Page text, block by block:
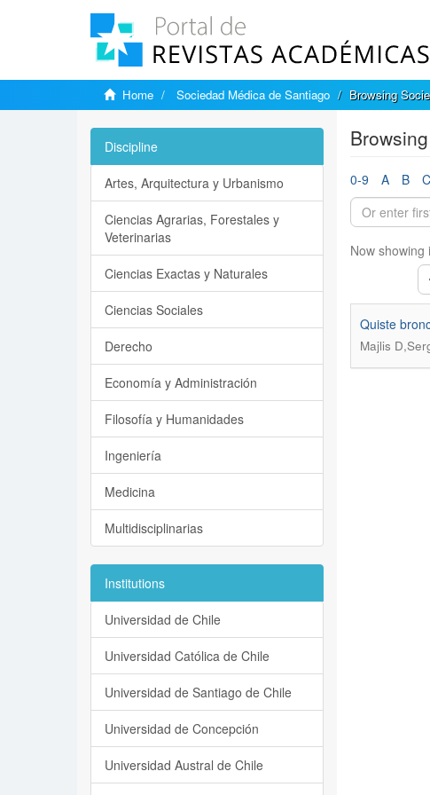
Home Sociedad Médica de Santiago Browsing
0-9 A B C
Now showing
Quiste
Majlis
Discipline
Artes, Arquitectura y Urbanismo
Ciencias Agrarias, Forestales y
Veterinarias
Ciencias Exactas y Naturales
Ciencias Sociales
Derecho
Economía y Administración
Filosofía y Humanidades
Ingeniería
Medicina
Multidisciplinarias
Institutions
Universidad de Chile
Universidad Católica de Chile
Universidad de Santiago de Chile
Universidad de Concepción
Universidad Austral de Chile